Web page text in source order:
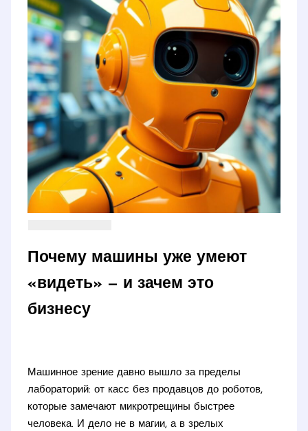
Почему машины уже умеют
«видеть» — и зачем это
бизнесу
Машинное зрение давно вышло за пределы
лабораторий: от касс без продавцов до роботов,
которые замечают микротрещины быстрее
человека. И дело не в магии, а в зрелых